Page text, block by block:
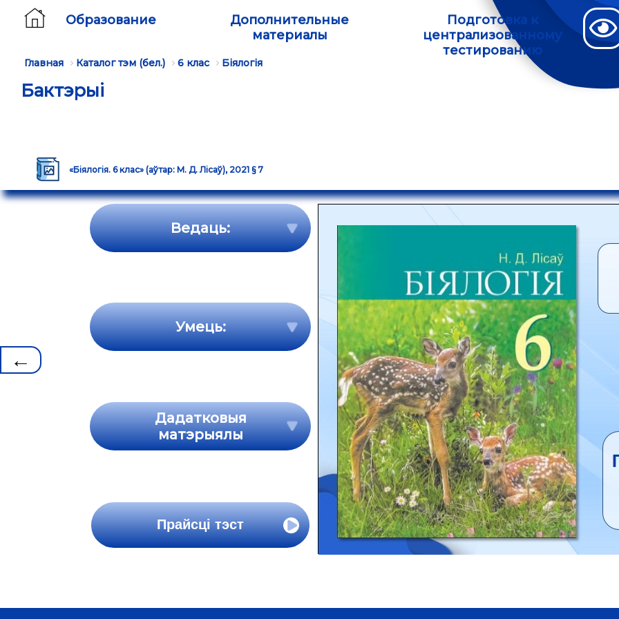
Образование
Дополнительные
материалы
Подготовка к
централизованному
тестированию
Главная Каталог тэм (бел.) 6 клас Біялогія
Бактэрыі
«Біялогія. 6 клас» (аўтар: М. Д. Лісаў), 2021 § 7
←
Ведаць:
Умець:
Дадатковыя
матэрыялы
Прайсці тэст